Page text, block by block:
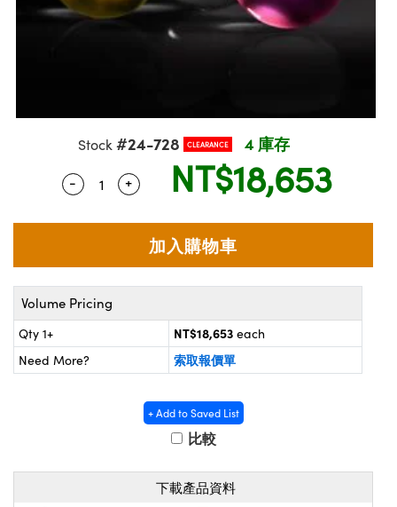
Micrometers | 刻劃板或鏡臺測微尺
| 顯微鏡用結構件
Couplers | 中繼鏡或耦合鏡
Microscopes | 袖珍顯微鏡或直讀式顯微
鏡
Cameras | 高速接口相機
| 模擬相機
| 成像系統
Components
Stock #24-728 CLEARANCE 4 庫存
Quantity Selector
- Use the plus and minus buttons to adjust
+ NT$18,653
Volume Pricing
Qty 1+ NT$18,653 each
Need More?
索取報價單
+ Add to Saved List
比較
下載產品資料